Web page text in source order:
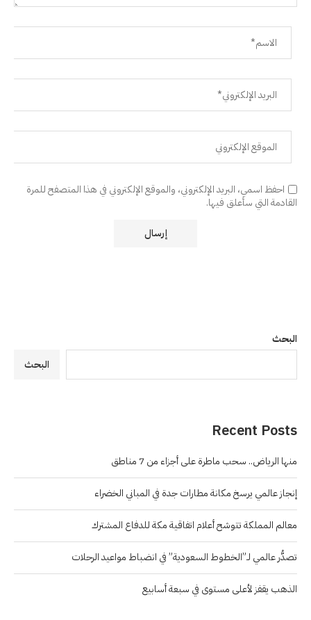
احفظ اسمي، البريد الإلكتروني، والموقع الإلكتروني في هذا المتصفح للمرة
القادمة التي سأعلق فيها.
البحث
البحث
Recent Posts
منها الرياض.. سحب ماطرة على أجزاء من 7 مناطق
إنجاز عالمي يرسخ مكانة مطارات جدة في المباني الخضراء
معالم المملكة تتوشح أعلام اتفاقية مكة للدفاع المشترك
تصدُّر عالمي لـ”الخطوط السعودية” في انضباط مواعيد الرحلات
الذهب يقفز لأعلى مستوى في سبعة أسابيع